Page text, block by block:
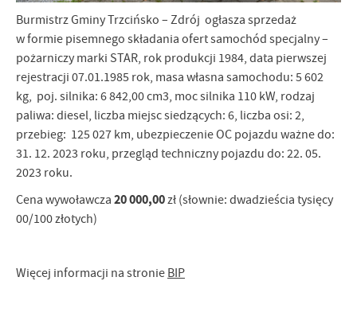
Burmistrz Gminy Trzcińsko – Zdrój ogłasza sprzedaż
w formie pisemnego składania ofert samochód specjalny –
pożarniczy marki STAR, rok produkcji 1984, data pierwszej
rejestracji 07.01.1985 rok, masa własna samochodu: 5 602
kg, poj. silnika: 6 842,00 cm3, moc silnika 110 kW, rodzaj
paliwa: diesel, liczba miejsc siedzących: 6, liczba osi: 2,
przebieg: 125 027 km, ubezpieczenie OC pojazdu ważne do:
31. 12. 2023 roku, przegląd techniczny pojazdu do: 22. 05.
2023 roku.
Cena wywoławcza 20 000,00zł (słownie: dwadzieścia tysięcy
00/100 złotych)
Więcej informacji na stronie BIP